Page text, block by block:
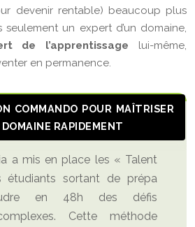
devenir rentable) beaucoup plus
seulement un expert d’un domaine,
de l’apprentissage lui-même,
en permanence.
COMMANDO POUR MAÎTRISER
RAPIDEMENT
a mis en place les « Talent
étudiants sortant de prépa
en 48h des défis
Cette méthode